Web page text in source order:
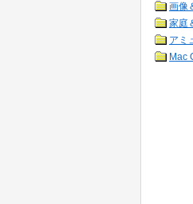
画像
家庭
アミ
Mac